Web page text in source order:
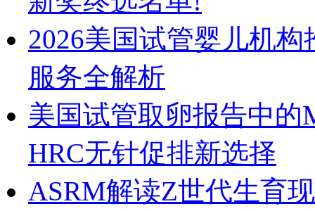
2026美国试管婴儿机
服务全解析
美国试管取卵报告中
HRC无针促排新选择
ASRM解读Z世代生育